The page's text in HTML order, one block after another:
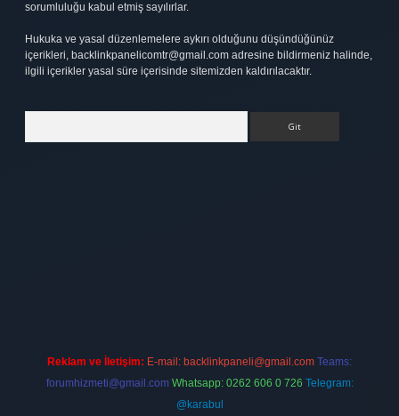
sorumluluğu kabul etmiş sayılırlar.
Hukuka ve yasal düzenlemelere aykırı olduğunu düşündüğünüz
içerikleri, backlinkpanelicomtr@gmail.com adresine bildirmeniz halinde,
ilgili içerikler yasal süre içerisinde sitemizden kaldırılacaktır.
Reklam ve İletişim: E-mail: backlinkpaneli@gmail.com Teams:
forumhizmeti@gmail.com Whatsapp: 0262 606 0 726 Telegram:
@karabul